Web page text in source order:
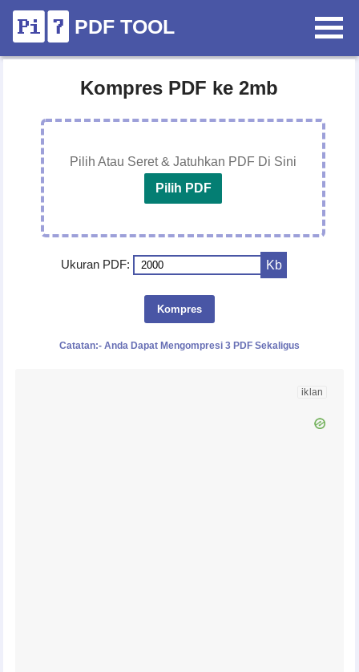
PDF TOOL
Kompres PDF ke 2mb
Pilih Atau Seret & Jatuhkan PDF Di Sini
Pilih PDF
Ukuran PDF: Kb
Kompres
Catatan:- Anda Dapat Mengompresi 3 PDF Sekaligus